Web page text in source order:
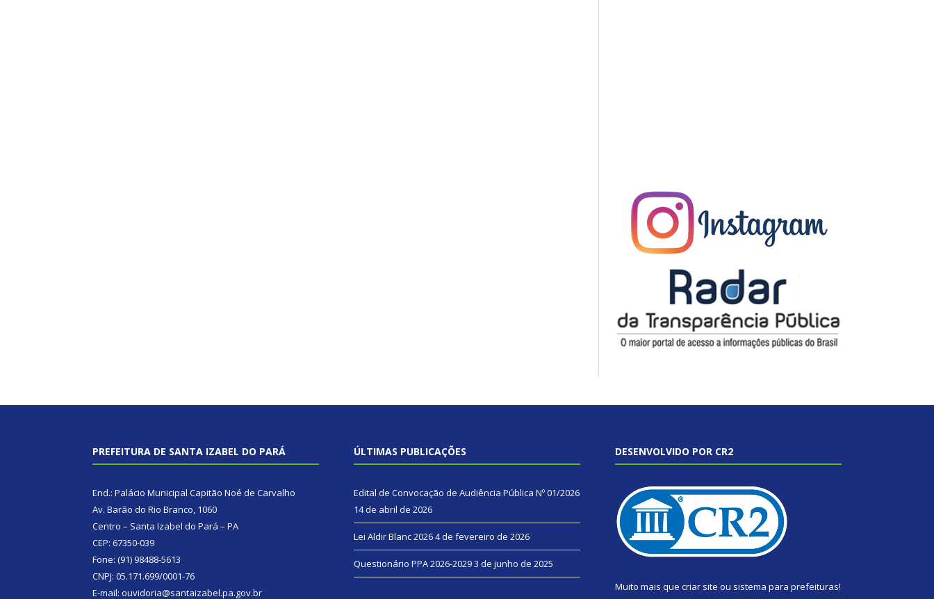
PREFEITURA DE SANTA IZABEL DO PARÁ
End.: Palácio Municipal Capitão Noé de Carvalho
Av. Barão do Rio Branco, 1060
Centro – Santa Izabel do Pará – PA
CEP: 67350-039
Fone: (91) 98488-5613
CNPJ: 05.171.699/0001-76
E-mail: ouvidoria@santaizabel.pa.gov.br
ÚLTIMAS PUBLICAÇÕES
Edital de Convocação de Audiência Pública Nº 01/2026
14 de abril de 2026
Lei Aldir Blanc 20264 de fevereiro de 2026
Questionário PPA 2026-20293 de junho de 2025
DESENVOLVIDO POR CR2
Muito mais que criar site ou sistema para prefeituras!